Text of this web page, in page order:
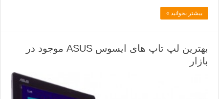
بیشتر بخوانید »
بهترین لپ تاپ های ایسوس ASUS موجود در
بازار